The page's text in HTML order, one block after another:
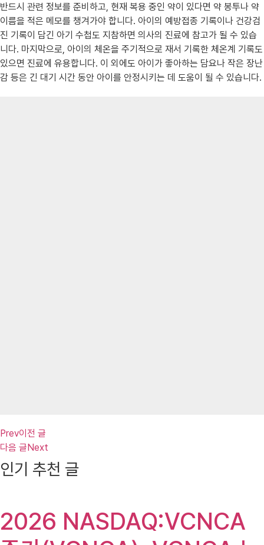
반드시 관련 정보를 준비하고, 현재 복용 중인 약이 있다면 약 봉투나 약
이름을 적은 메모를 챙겨가야 합니다. 아이의 예방접종 기록이나 건강검
진 기록이 담긴 아기 수첩도 지참하면 의사의 진료에 참고가 될 수 있습
니다. 마지막으로, 아이의 체온을 주기적으로 재서 기록한 체온계 기록도
있으면 진료에 유용합니다. 이 외에도 아이가 좋아하는 담요나 작은 장난
감 등은 긴 대기 시간 동안 아이를 안정시키는 데 도움이 될 수 있습니다.
Prev이전 글
다음 글Next
인기 추천 글
2026 NASDAQ:VCNCA